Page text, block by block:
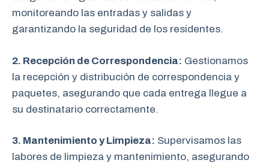
monitoreando las entradas y salidas y
garantizando la seguridad de los residentes.
2. Recepción de Correspondencia: Gestionamos
la recepción y distribución de correspondencia y
paquetes, asegurando que cada entrega llegue a
su destinatario correctamente.
3. Mantenimiento y Limpieza: Supervisamos las
labores de limpieza y mantenimiento, asegurando